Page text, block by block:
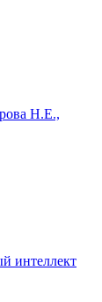
Н.Е.,
интеллект